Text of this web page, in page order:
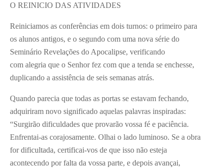
O REINICIO DAS ATIVIDADES
Reiniciamos as conferências em dois turnos: o primeiro para
os alunos antigos, e o segundo com uma nova série do
Seminário Revelações do Apocalipse, verificando
com alegria que o Senhor fez com que a tenda se enchesse,
duplicando a assistência de seis semanas atrás.
Quando parecia que todas as portas se estavam fechando,
adquiriram novo significado aquelas palavras inspiradas:
“Surgirão dificuldades que provarão vossa fé e paciência.
Enfrentai-as corajosamente. Olhai o lado luminoso. Se a obra
for dificultada, certificai-vos de que isso não esteja
acontecendo por falta da vossa parte, e depois avançai,